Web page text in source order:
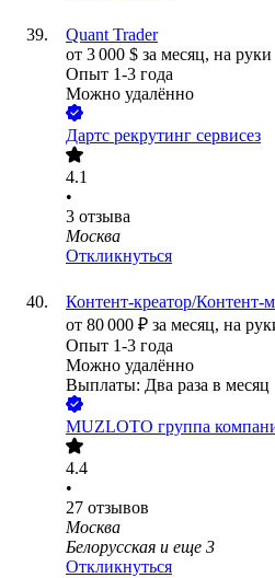
Quant Trader
от 3 000 $ за месяц, на руки
Опыт 1-3 года
Можно удалённо
Дартс рекрутинг сервисез
4.1
•
3 отзыва
Москва
Откликнуться
Контент-креатор/Контент-
от 80 000 ₽ за месяц, на
Опыт 1-3 года
Можно удалённо
Выплаты: Два раза в месяц
MUZLOTO группа
4.4
•
27 отзывов
Москва
Белорусская и еще 3
Откликнуться